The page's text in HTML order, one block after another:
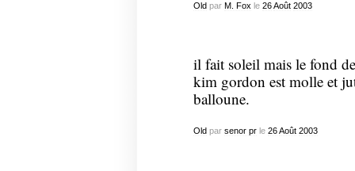
Oldpar M. Fox le 26 Août 2003
il fait soleil mais le fond
kim gordon est molle et
balloune.
Oldpar senor prle 26 Août 2003